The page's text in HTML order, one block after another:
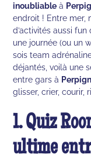
inoubliable à
endroit ! Entre mer,
d’activités aussi fun
une journée (ou un
sois team
déjantés, voilà une
entre gars à
glisser, crier, courir,
1. Quiz
ultime